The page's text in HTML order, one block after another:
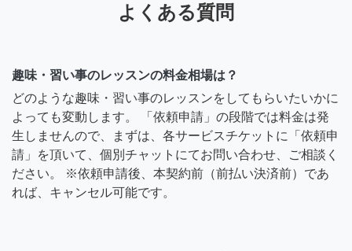
よくある質問
趣味・習い事のレッスンの料金相場は？
どのような趣味・習い事のレッスンをしてもらいたいかに
よっても変動します。 「依頼申請」の段階では料金は発
生しませんので、まずは、各サービスチケットに「依頼申
請」を頂いて、個別チャットにてお問い合わせ、ご相談く
ださい。 ※依頼申請後、本契約前（前払い決済前）であ
れば、キャンセル可能です。